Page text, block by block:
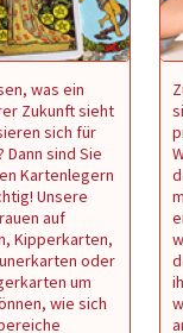
was ein
Zukunft sieht
sich für
Dann sind Sie
Kartenlegern
Unsere
auf
Kipperkarten,
oder
um
wie sich